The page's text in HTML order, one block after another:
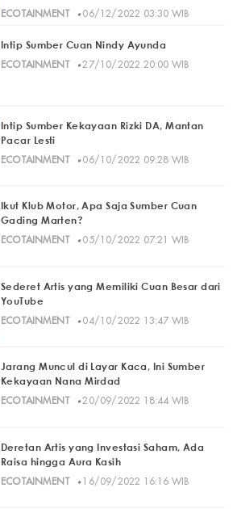
ECOTAINMENT
· 06/12/2022 03:30 WIB
Intip Sumber Cuan Nindy Ayunda
ECOTAINMENT
· 27/10/2022 20:00 WIB
Intip Sumber Kekayaan Rizki DA, Mantan
Pacar Lesti
ECOTAINMENT
· 06/10/2022 09:28 WIB
Ikut Klub Motor, Apa Saja Sumber Cuan
Gading Marten?
ECOTAINMENT
· 05/10/2022 07:21 WIB
Sederet Artis yang Memiliki Cuan Besar dari
YouTube
ECOTAINMENT
· 04/10/2022 13:47 WIB
Jarang Muncul di Layar Kaca, Ini Sumber
Kekayaan Nana Mirdad
ECOTAINMENT
· 20/09/2022 18:44 WIB
Deretan Artis yang Investasi Saham, Ada
Raisa hingga Aura Kasih
ECOTAINMENT
· 16/09/2022 16:16 WIB